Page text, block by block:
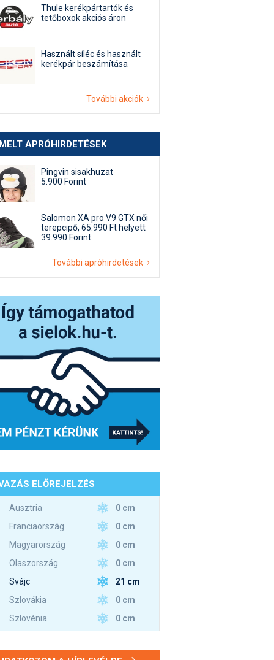
Thule kerékpártartók és
tetőboxok akciós áron
Használt síléc és használt
kerékpár beszámítása
További akciók
APRÓHIRDETÉSEK
Pingvin sisakhuzat
5.900 Forint
Salomon XA pro V9 GTX női
terepcipő, 65.990 Ft helyett
39.990 Forint
További apróhirdetések
ELŐREJELZÉS
Ausztria
0 cm
Franciaország
0 cm
Magyarország
0 cm
Olaszország
0 cm
Svájc
21 cm
Szlovákia
0 cm
Szlovénia
0 cm